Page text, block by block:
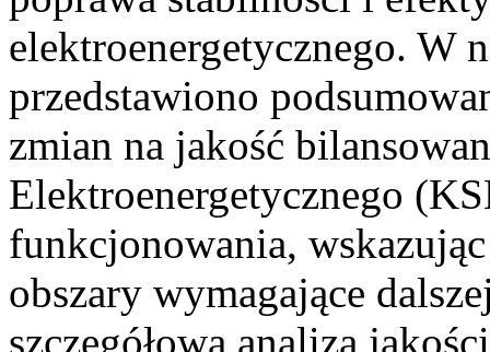
elektroenergetycznego. W
przedstawiono
zmian na jakość
Elektroenergetycznego
funkcjonowania,
obszary wymagające
szczegółowa analiza